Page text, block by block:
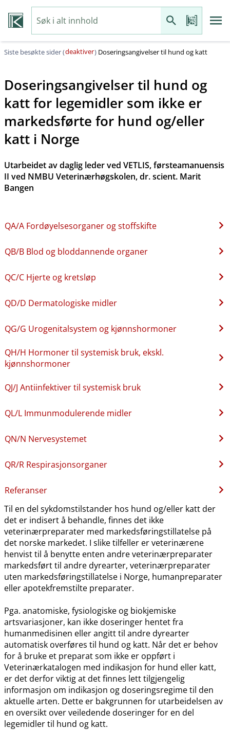
Siste besøkte sider (deaktiver) Doseringsangivelser til hund og katt
Doseringsangivelser til hund og
katt for legemidler som ikke er
markedsførte for hund og​/​eller
katt i Norge
Utarbeidet av daglig leder ved VETLIS, førsteamanuensis
II ved NMBU Veterinærhøgskolen, dr. scient. Marit
Bangen
QA​/​A Fordøyelsesorganer og stoffskifte
QB​/​B Blod og bloddannende organer
QC​/​C Hjerte og kretsløp
QD​/​D Dermatologiske midler
QG​/​G Urogenitalsystem og kjønnshormoner
QH​/​H Hormoner til systemisk bruk, ekskl.
kjønnshormoner
QJ​/​J Antiinfektiver til systemisk bruk
QL​/​L Immunmodulerende midler
QN​/​N Nervesystemet
QR​/​R Respirasjonsorganer
Referanser
Til en del sykdomstilstander hos hund og​/​eller katt der
det er indisert å behandle, finnes det ikke
veterinærpreparater med markedsføringstillatelse på
det norske markedet. I slike tilfeller er veterinærene
henvist til å benytte enten andre veterinærpreparater
markedsført til andre dyrearter, veterinærpreparater
uten markedsføringstillatelse i Norge, humanpreparater
eller apotekfremstilte preparater.
Pga. anatomiske, fysiologiske og biokjemiske
artsvariasjoner, kan ikke doseringer hentet fra
humanmedisinen eller angitt til andre dyrearter
automatisk overføres til hund og katt. Når det er behov
for å bruke et preparat som ikke er oppført i
Veterinærkatalogen med indikasjon for hund eller katt,
er det derfor viktig at det finnes lett tilgjengelig
informasjon om indikasjon og doseringsregime til den
aktuelle arten. Dette er bakgrunnen for utarbeidelsen av
en oversikt over veiledende doseringer for en del
legemidler til hund og katt.